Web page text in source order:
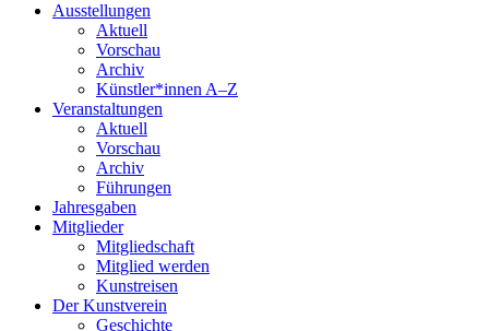
Ausstellungen
Aktuell
Vorschau
Archiv
Künstler*innen A–Z
Veranstaltungen
Aktuell
Vorschau
Archiv
Führungen
Jahresgaben
Mitglieder
Mitgliedschaft
Mitglied werden
Kunstreisen
Der Kunstverein
Geschichte